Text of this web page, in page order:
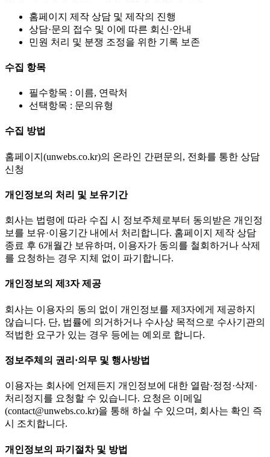
홈페이지 제작 상담 및 제작의 진행
상담·문의 접수 및 이에 따른 회신·안내
민원 처리 및 분쟁 조정을 위한 기록 보존
수집 항목
필수항목 : 이름, 연락처
선택항목 : 문의유형
수집 방법
홈페이지(unwebs.co.kr)의 온라인 간편문의, 전화를 통한 상담
신청
개인정보의 처리 및 보유기간
회사는 법령에 따라 수집 시 정보주체로부터 동의받은 개인정
보를 보유·이용기간 내에서 처리합니다. 홈페이지 제작 상담
종료 후 6개월간 보유하며, 이용자가 동의를 철회하거나 삭제
를 요청하는 경우 지체 없이 파기합니다.
개인정보의 제3자 제공
회사는 이용자의 동의 없이 개인정보를 제3자에게 제공하지
않습니다. 단, 법률에 의거하거나 수사상 목적으로 수사기관의
적법한 요구가 있는 경우 등에는 예외로 합니다.
정보주체의 권리·의무 및 행사방법
이용자는 회사에 언제든지 개인정보에 대한 열람·정정·삭제·
처리정지를 요청할 수 있습니다. 요청은 이메일
(contact@unwebs.co.kr)을 통해 하실 수 있으며, 회사는 확인 즉
시 조치합니다.
개인정보의 파기절차 및 방법